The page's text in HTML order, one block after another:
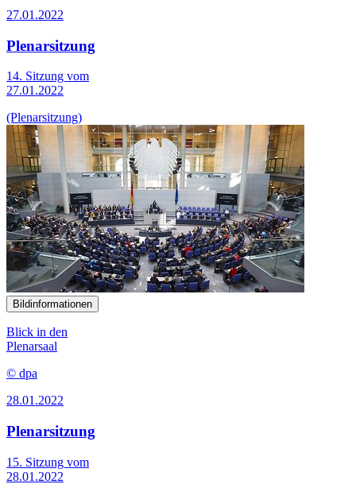
27.01.2022
Plenarsitzung
14. Sitzung vom
27.01.2022
(Plenarsitzung)
Bildinformationen
Blick in den
Plenarsaal
© dpa
28.01.2022
Plenarsitzung
15. Sitzung vom
28.01.2022